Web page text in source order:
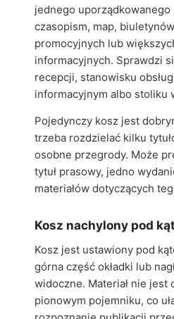
jednego uporządkowanego
czasopism, map,
promocyjnych lub
informacyjnych. Sprawdzi
recepcji, stanowisku
informacyjnym albo stoliku
Pojedynczy kosz jest
trzeba rozdzielać kilku
osobne przegrody. Może
tytuł prasowy, jedno
materiałów dotyczących
Kosz nachylony pod
Kosz jest ustawiony pod
górna część okładki lub
widoczne. Materiał nie jest
pionowym pojemniku, co